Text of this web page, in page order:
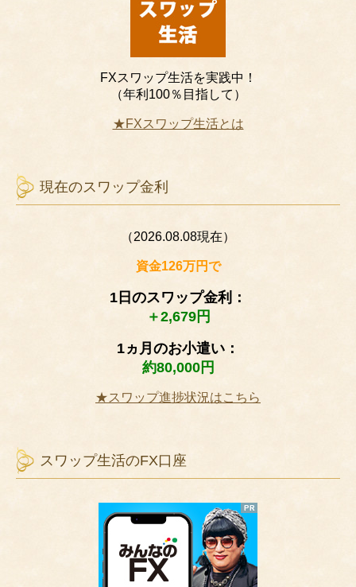
FXスワップ生活を実践中！
（年利100％目指して）
★FXスワップ生活とは
現在のスワップ金利
（2026.08.08現在）
資金126万円で
1日のスワップ金利：
＋2,679円
1ヵ月のお小遣い：
約80,000円
★スワップ進捗状況はこちら
スワップ生活のFX口座